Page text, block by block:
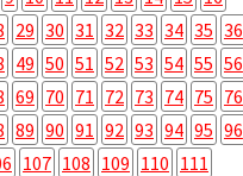
29 30 31 32 33 34 35 36
49 50 51 52 53 54 55 56
69 70 71 72 73 74 75 76
89 90 91 92 93 94 95 96
107 108 109 110 111